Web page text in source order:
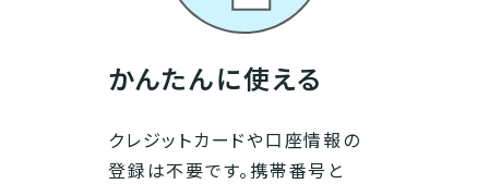
かんたんに使える
クレジットカードや口座情報の
登録は不要です。携帯番号と